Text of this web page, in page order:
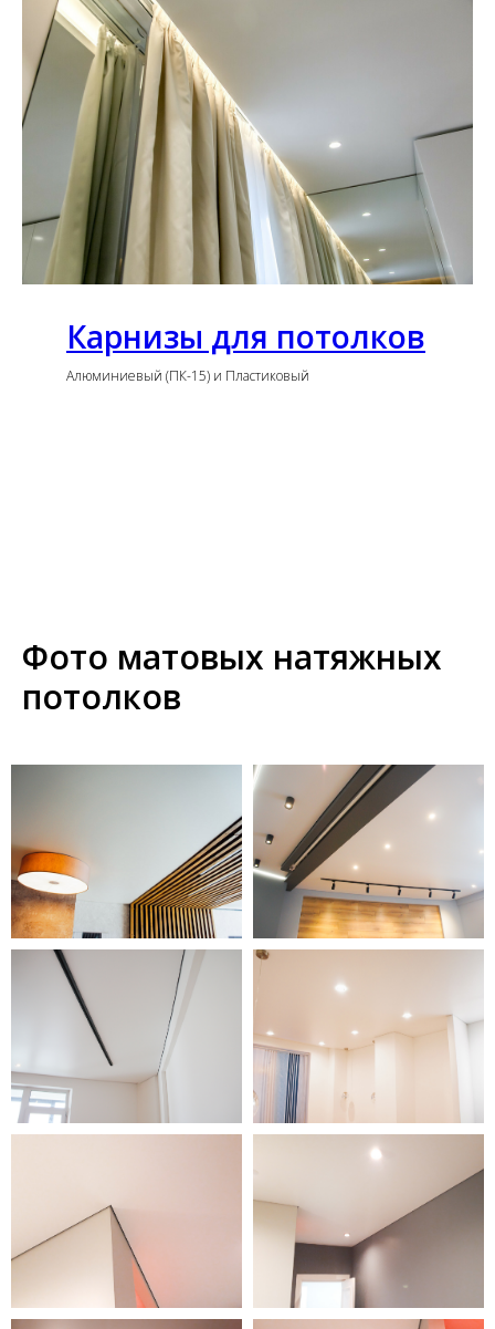
Карнизы для потолков
Алюминиевый (ПК-15) и Пластиковый
Фото матовых натяжных
потолков